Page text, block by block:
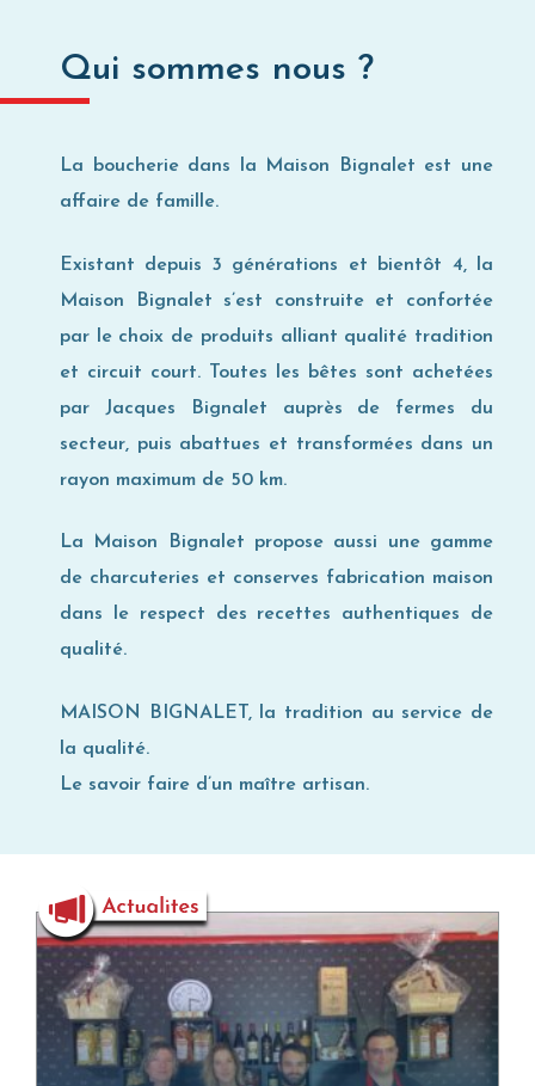
Qui sommes nous ?
La boucherie dans la Maison Bignalet est une
affaire de famille.
Existant depuis 3 générations et bientôt 4, la
Maison Bignalet s’est construite et confortée
par le choix de produits alliant qualité tradition
et circuit court. Toutes les bêtes sont achetées
par Jacques Bignalet auprès de fermes du
secteur, puis abattues et transformées dans un
rayon maximum de 50 km.
La Maison Bignalet propose aussi une gamme
de charcuteries et conserves fabrication maison
dans le respect des recettes authentiques de
qualité.
MAISON BIGNALET, la tradition au service de
la qualité.
Le savoir faire d’un maître artisan.